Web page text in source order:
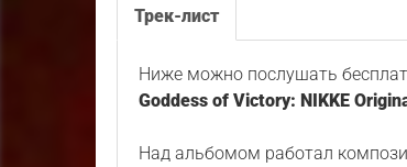
Трек-лист
Ниже можно послушать
Goddess of Victory: NIKKE
Над альбомом работал